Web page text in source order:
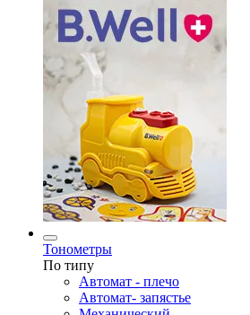
Тонометры
По типу
Автомат - плечо
Автомат- запястье